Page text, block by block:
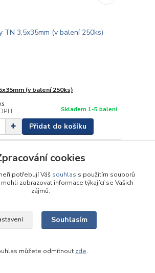
(v balení 250ks)
Skladem 1-5 balení
Přidat do košíku
cookies
potřebují Váš souhlas s použitím souborů
zobrazovat informace týkající se Vašich
zájmů.
Souhlasím
můžete odmítnout zde.